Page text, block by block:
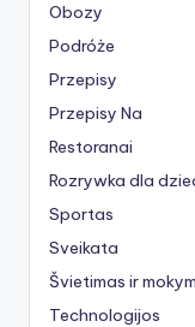
Obozy
Podróże
Przepisy
Przepisy Na
Restoranai
Rozrywka dla
Sportas
Sveikata
Švietimas ir
Technologijos